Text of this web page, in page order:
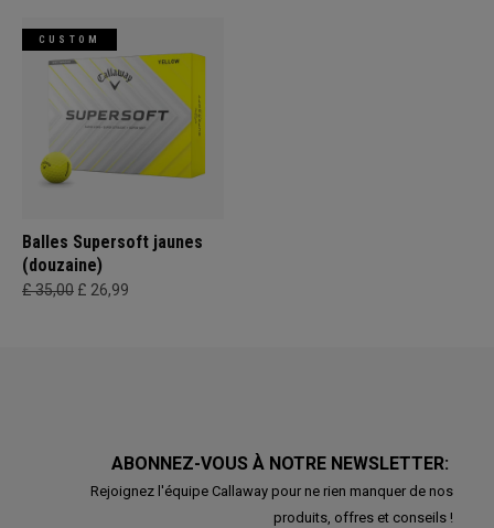
CUSTOM
Balles Supersoft jaunes
(douzaine)
£ 35,00 £ 26,99
ABONNEZ-VOUS À NOTRE NEWSLETTER:
Rejoignez l'équipe Callaway pour ne rien manquer de nos
produits, offres et conseils !